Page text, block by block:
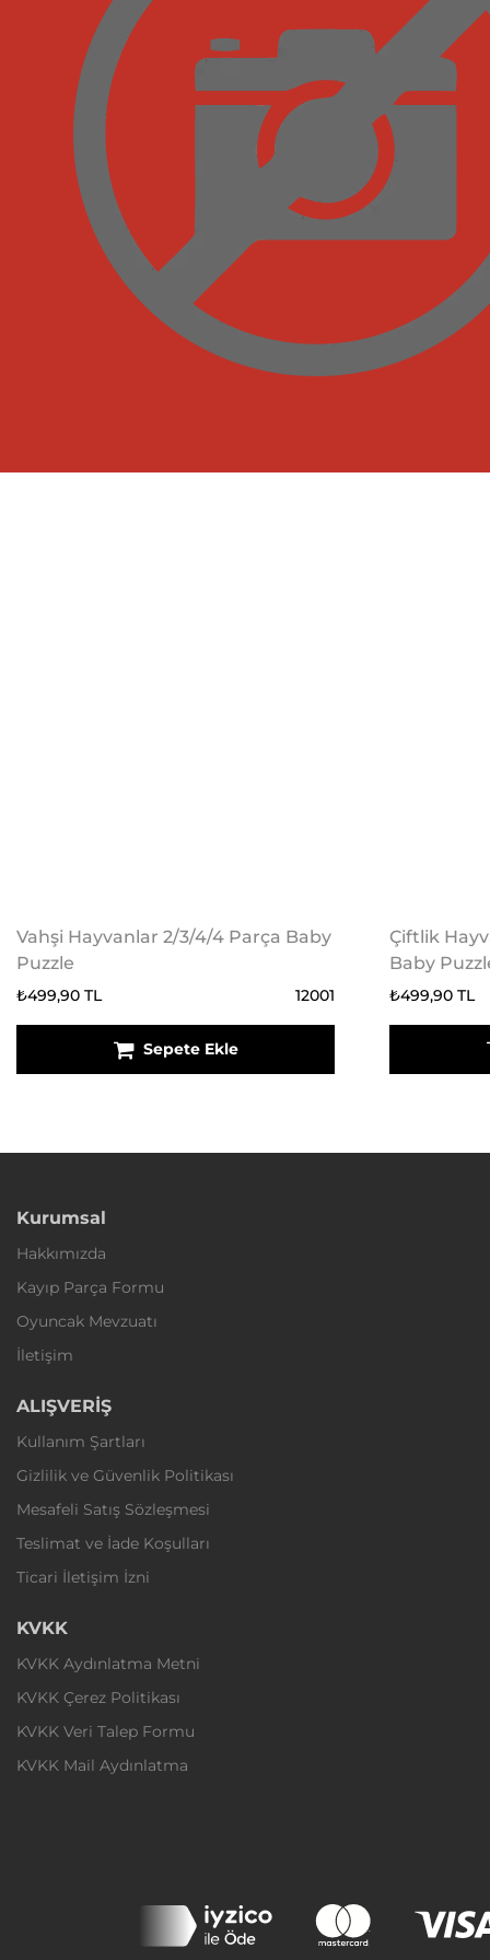
Vahşi Hayvanlar 2/3/4/4 Parça Baby
Puzzle
₺499,90 TL 12001
Sepete Ekle
Çiftlik
Baby
₺499,90 TL
Kurumsal
Hakkımızda
Kayıp Parça Formu
Oyuncak Mevzuatı
İletişim
ALIŞVERİŞ
Kullanım Şartları
Gizlilik ve Güvenlik Politikası
Mesafeli Satış Sözleşmesi
Teslimat ve İade Koşulları
Ticari İletişim İzni
KVKK
KVKK Aydınlatma Metni
KVKK Çerez Politikası
KVKK Veri Talep Formu
KVKK Mail Aydınlatma